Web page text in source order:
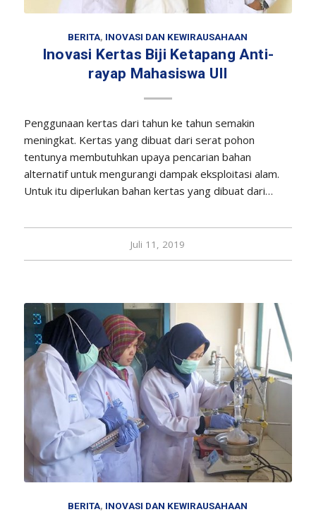
BERITA, INOVASI DAN KEWIRAUSAHAAN
Inovasi Kertas Biji Ketapang Anti-
rayap Mahasiswa UII
Penggunaan kertas dari tahun ke tahun semakin
meningkat. Kertas yang dibuat dari serat pohon
tentunya membutuhkan upaya pencarian bahan
alternatif untuk mengurangi dampak eksploitasi alam.
Untuk itu diperlukan bahan kertas yang dibuat dari…
Juli 11, 2019
BERITA, INOVASI DAN KEWIRAUSAHAAN